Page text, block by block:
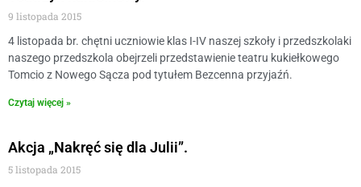
9 listopada 2015
4 listopada br. chętni uczniowie klas I-IV naszej szkoły i przedszkolaki
naszego przedszkola obejrzeli przedstawienie teatru kukiełkowego
Tomcio z Nowego Sącza pod tytułem Bezcenna przyjaźń.
Czytaj więcej »
Akcja „Nakręć się dla Julii”.
5 listopada 2015